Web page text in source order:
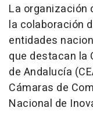
La organización
la colaboración
entidades
que destacan la
de Andalucía
Cámaras de
Nacional de